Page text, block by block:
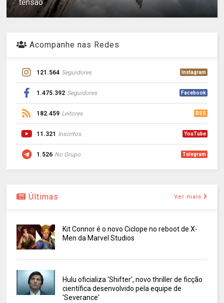
tensão
Acompanhe nas Redes
121.564 Seguidores Instagram
1.475.392 Seguidores Facebook
182.459 Leitores RSS
11.321 Inscritos YouTube
1.526 No Grupo Telegram
Últimas Ver mais
Kit Connor é o novo Ciclope no reboot de X-
Men da Marvel Studios
Hulu oficializa 'Shifter', novo thriller de ficção
científica desenvolvido pela equipe de
'Severance'